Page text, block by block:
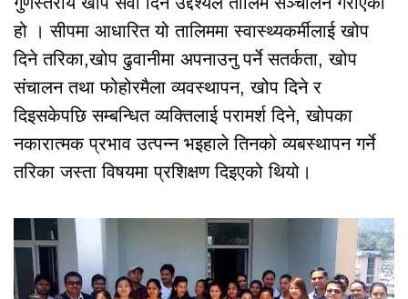
हो । सीपमा आधारित यो तालिममा स्वास्थ्यकर्मीलाई खोप
दिने तरिका,खोप ढुवानीमा अपनाउनु पर्ने सतर्कता, खोप
संचालन तथा फोहोरमैला व्यवस्थापन, खोप दिने र
दिइसकेपछि सम्बन्धित व्यक्तिलाई परामर्श दिने, खोपका
नकारात्मक प्रभाव उत्पन्न भइहाले तिनको व्यबस्थापन गर्ने
तरिका जस्ता विषयमा प्रशिक्षण दिइएको थियो।